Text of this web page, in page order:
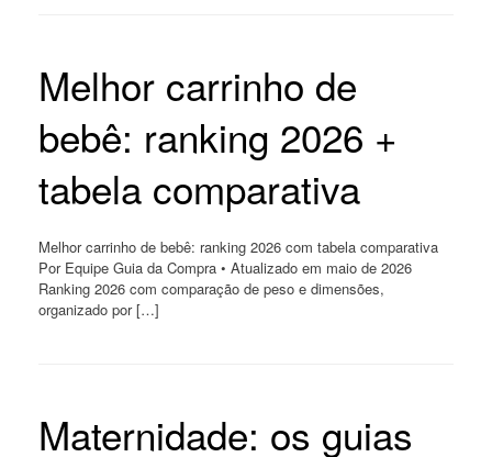
Melhor carrinho de
bebê: ranking 2026 +
tabela comparativa
Melhor carrinho de bebê: ranking 2026 com tabela comparativa
Por Equipe Guia da Compra • Atualizado em maio de 2026
Ranking 2026 com comparação de peso e dimensões,
organizado por […]
Maternidade: os guias